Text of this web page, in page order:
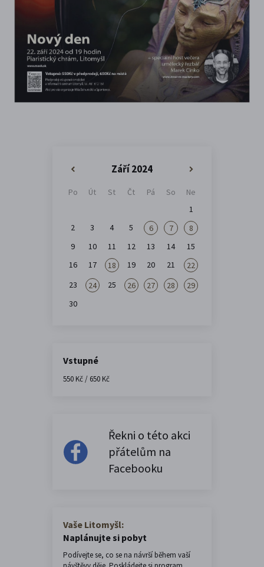
Září 2024
Po Út St Čt Pá So
Ne
1
2
3 4 5 6 7
8
9
10 11 12 13 14
15
16
17 18 19 20 21
22
23
24 25 26 27 28
29
30
Vstupné
550 Kč / 650 Kč
Řekni o této akci
přátelům na
Facebooku
Vaše Litomyšl:
Naplánujte si pobyt
Podívejte se, co se na návrší během vaší